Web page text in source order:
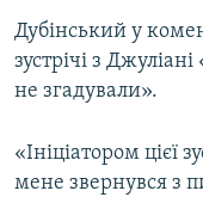
Дубінський у
зустрічі з
не згадували».
«Ініціатором цієї
мене звернувся з